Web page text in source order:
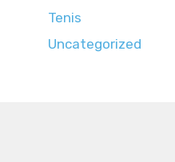
Tenis
Uncategorized